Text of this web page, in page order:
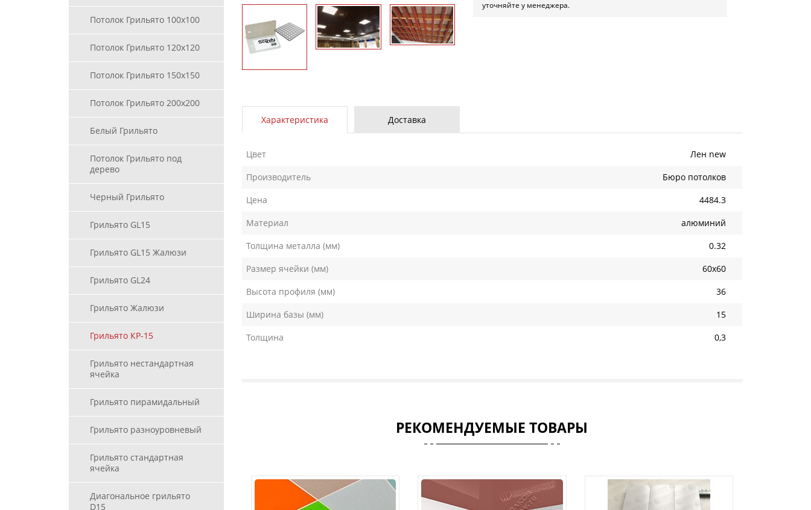
Потолок Грильято 100х100
Потолок Грильято 120х120
Потолок Грильято 150х150
Потолок Грильято 200х200
Белый Грильято
Потолок Грильято под
дерево
Черный Грильято
Грильято GL15
Грильято GL15 Жалюзи
Грильято GL24
Грильято Жалюзи
Грильято КР-15
Грильято нестандартная
ячейка
Грильято пирамидальный
Грильято разноуровневый
Грильято стандартная
ячейка
Диагональное грильято
D15
уточняйте у менеджера.
Характеристика Доставка
Цвет
Лен new
Производитель
Бюро потолков
Цена
4484.3
Материал
алюминий
Толщина металла (мм)
0.32
Размер ячейки (мм)
60х60
Высота профиля (мм)
36
Ширина базы (мм)
15
Толщина
0,3
РЕКОМЕНДУЕМЫЕ ТОВАРЫ